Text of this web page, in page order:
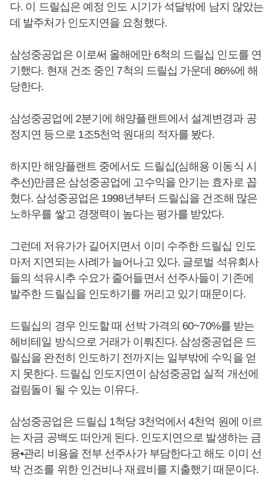
다. 이 드릴십은 예정 인도 시기가 석달밖에 남지 않았는
데 발주처가 인도지연을 요청했다.
삼성중공업은 이로써 올해에만 6척의 드릴십 인도를 연
기했다. 현재 건조 중인 7척의 드릴십 가운데 86%에 해
당한다.
삼성중공업에 2분기에 해양플랜트에서 설계변경과 공
정지연 등으로 1조5천억 원대의 적자를 봤다.
하지만 해양플랜트 중에서도 드릴십(심해용 이동식 시
추선)만큼은 삼성중공업에 고수익을 안기는 효자로 꼽
혔다. 삼성중공업은 1998년부터 드릴십을 건조해 많은
노하우를 쌓고 경쟁력이 높다는 평가를 받았다.
그런데 저유가가 길어지면서 이미 수주한 드릴십 인도
마저 지연되는 사례가 늘어나고 있다. 글로벌 석유회사
들의 석유시추 수요가 줄어들면서 선주사들이 기존에
발주한 드릴십을 인도하기를 꺼리고 있기 때문이다.
드릴십의 경우 인도할 때 선박 가격의 60~70%를 받는
헤비테일 방식으로 거래가 이뤄진다. 삼성중공업은 드
릴십을 완전히 인도하기 전까지는 일부밖에 수익을 얻
지 못한다. 드릴십 인도지연이 삼성중공업 실적 개선에
걸림돌이 될 수 있는 이유다.
삼성중공업은 드릴십 1척당 3천억에서 4천억 원에 이르
는 자금 공백도 떠안게 된다. 인도지연으로 발생하는 금
융•관리 비용을 전부 선주사가 부담한다고 해도 이미 선
박 건조를 위한 인건비나 재료비를 지출했기 때문이다.